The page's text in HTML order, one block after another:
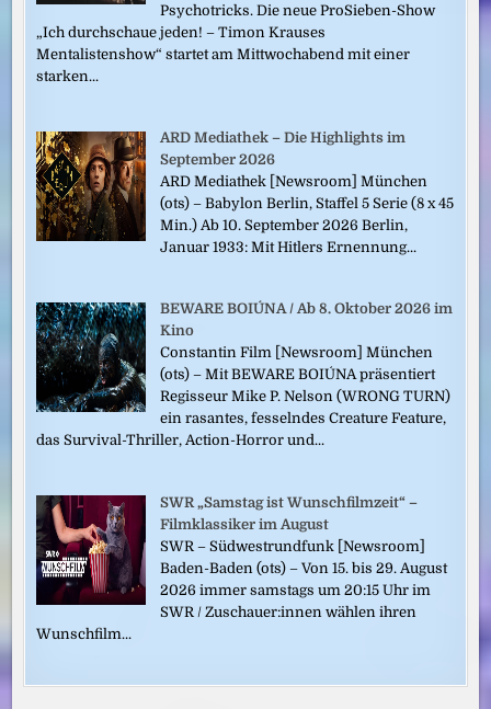
Psychotricks. Die neue ProSieben-Show
„Ich durchschaue jeden! – Timon Krauses
Mentalistenshow“ startet am Mittwochabend mit einer
starken...
ARD Mediathek – Die Highlights im
September 2026
ARD Mediathek [Newsroom] München
(ots) – Babylon Berlin, Staffel 5 Serie (8 x 45
Min.) Ab 10. September 2026 Berlin,
Januar 1933: Mit Hitlers Ernennung...
BEWARE BOIÚNA / Ab 8. Oktober 2026 im
Kino
Constantin Film [Newsroom] München
(ots) – Mit BEWARE BOIÚNA präsentiert
Regisseur Mike P. Nelson (WRONG TURN)
ein rasantes, fesselndes Creature Feature,
das Survival-Thriller, Action-Horror und...
SWR „Samstag ist Wunschfilmzeit“ –
Filmklassiker im August
SWR – Südwestrundfunk [Newsroom]
Baden-Baden (ots) – Von 15. bis 29. August
2026 immer samstags um 20:15 Uhr im
SWR / Zuschauer:innen wählen ihren
Wunschfilm...